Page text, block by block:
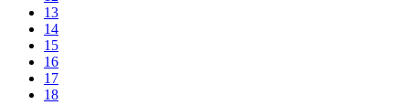
13
14
15
16
17
18